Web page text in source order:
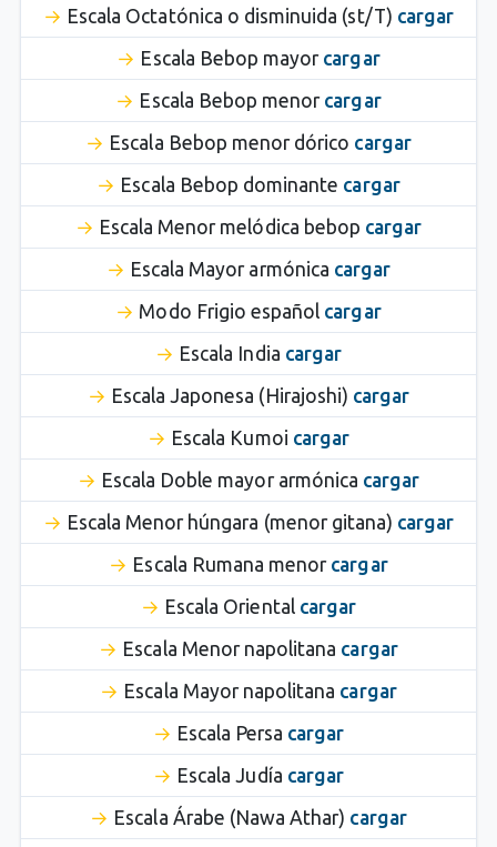
Escala Octatónica o disminuida (st/T) cargar
Escala Bebop mayor cargar
Escala Bebop menor cargar
Escala Bebop menor dórico cargar
Escala Bebop dominante cargar
Escala Menor melódica bebop cargar
Escala Mayor armónica cargar
Modo Frigio español cargar
Escala India cargar
Escala Japonesa (Hirajoshi) cargar
Escala Kumoi cargar
Escala Doble mayor armónica cargar
Escala Menor húngara (menor gitana) cargar
Escala Rumana menor cargar
Escala Oriental cargar
Escala Menor napolitana cargar
Escala Mayor napolitana cargar
Escala Persa cargar
Escala Judía cargar
Escala Árabe (Nawa Athar) cargar